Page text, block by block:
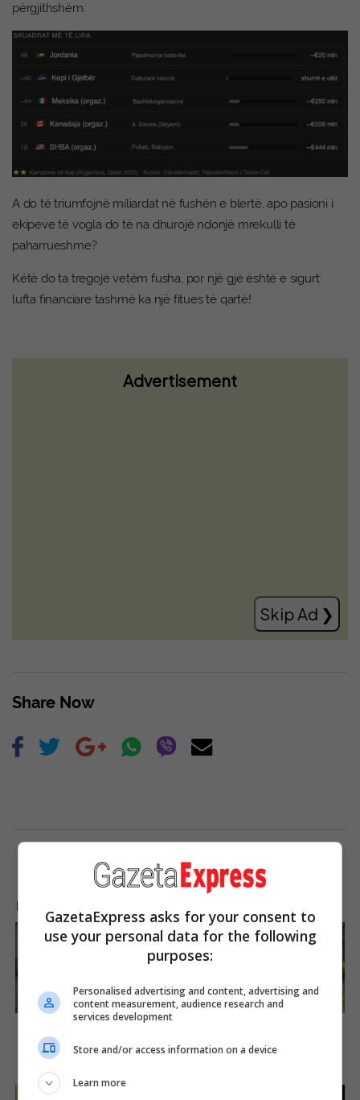
përgjithshëm:
A do të triumfojnë miliardat në fushën e blertë, apo pasioni i
ekipeve të vogla do të na dhurojë ndonjë mrekulli të
paharrueshme?
Këtë do ta tregojë vetëm fusha, por një gjë është e sigurt:
lufta financiare tashmë ka një fitues të qartë!
Advertisement
Skip Ad ❯
Share Now
LAJME NGA INTERNETI
It's Not Your Typical Family:
Each Member Has This
Unique Trait!
Brainberries
GazetaExpress asks for your consent to
use your personal data for the following
purposes:
Personalised advertising and content, advertising and
content measurement, audience research and
services development
Store and/or access information on a device
Learn more